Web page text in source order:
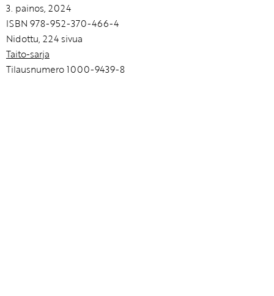
3. painos, 2024
ISBN 978-952-370-466-4
Nidottu, 224 sivua
Taito-sarja
Tilausnumero 1000-9439-8